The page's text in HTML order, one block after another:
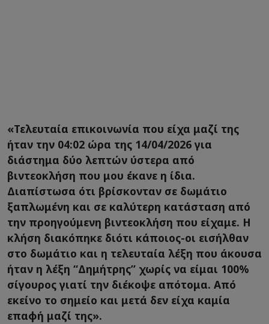
«Τελευταία επικοινωνία που είχα μαζί της
ήταν την 04:02 ώρα της 14/04/2026 για
διάστημα δύο λεπτών ύστερα από
βιντεοκλήση που μου έκανε η ίδια.
Διαπίστωσα ότι βρίσκονταν σε δωμάτιο
ξαπλωμένη και σε καλύτερη κατάσταση από
την προηγούμενη βιντεοκλήση που είχαμε. Η
κλήση διακόπηκε διότι κάποιος-οι εισήλθαν
στο δωμάτιο και η τελευταία λέξη που άκουσα
ήταν η λέξη “Δημήτρης” χωρίς να είμαι 100%
σίγουρος γιατί την διέκοψε απότομα. Από
εκείνο το σημείο και μετά δεν είχα καμία
επαφή μαζί της».